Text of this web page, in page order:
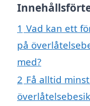
1 Vad kan ett
på
med?
2 Få alltid